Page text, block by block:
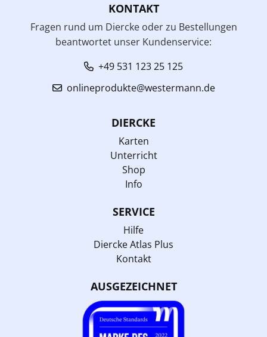
KONTAKT
Fragen rund um Diercke oder zu Bestellungen
beantwortet unser Kundenservice:
+49 531 123 25 125
onlineprodukte@westermann.de
DIERCKE
Karten
Unterricht
Shop
Info
SERVICE
Hilfe
Diercke Atlas Plus
Kontakt
AUSGEZEICHNET